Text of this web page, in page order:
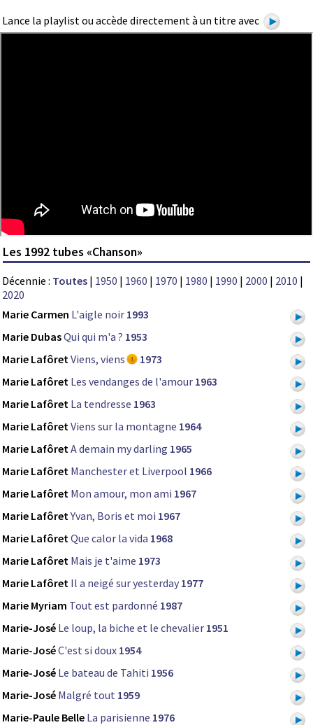
Lance la playlist ou accède directement à un titre avec
Les 1992 tubes «Chanson»
Décennie : Toutes | 1950 | 1960 | 1970 | 1980 | 1990 | 2000 | 2010 |
2020
Marie Carmen L'aigle noir 1993
Marie DubasQui qui m'a ? 1953
Marie Lafôret Viens, viens
1973
Marie Lafôret Les vendanges de l'amour 1963
Marie Lafôret La tendresse 1963
Marie Lafôret Viens sur la montagne 1964
Marie Lafôret A demain my darling 1965
Marie Lafôret Manchester et Liverpool 1966
Marie Lafôret Mon amour, mon ami 1967
Marie Lafôret Yvan, Boris et moi 1967
Marie Lafôret Que calor la vida 1968
Marie Lafôret Mais je t'aime 1973
Marie Lafôret Il a neigé sur yesterday 1977
Marie Myriam Tout est pardonné 1987
Marie-José Le loup, la biche et le chevalier 1951
Marie-JoséC'est si doux 1954
Marie-José Le bateau de Tahiti 1956
Marie-José Malgré tout 1959
Marie-Paule Belle La parisienne 1976